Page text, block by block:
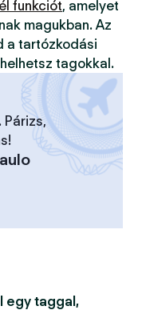
funkciót, amelyet
magukban. Az
a tartózkodási
tagokkal.
Párizs,
egy taggal,